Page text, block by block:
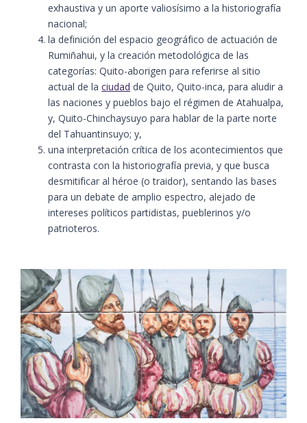
exhaustiva y un aporte valiosísimo a la historiografía
nacional;
la definición del espacio geográfico de actuación de
Rumiñahui, y la creación metodológica de las
categorías: Quito-aborigen para referirse al sitio
actual de la ciudad de Quito, Quito-inca, para aludir a
las naciones y pueblos bajo el régimen de Atahualpa,
y, Quito-Chinchaysuyo para hablar de la parte norte
del Tahuantinsuyo; y,
una interpretación crítica de los acontecimientos que
contrasta con la historiografía previa, y que busca
desmitificar al héroe (o traidor), sentando las bases
para un debate de amplio espectro, alejado de
intereses políticos partidistas, pueblerinos y/o
patrioteros.